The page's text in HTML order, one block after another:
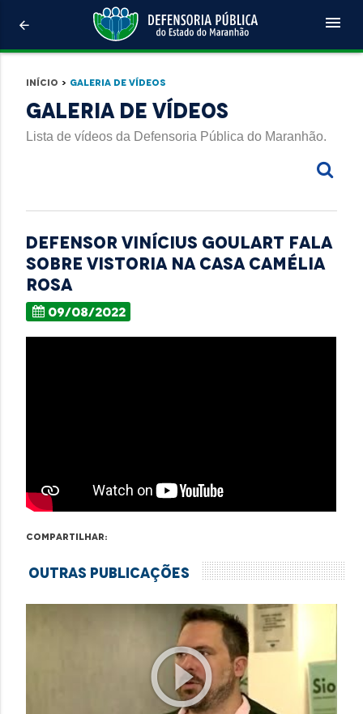
arrow_back menu
Início > Galeria de Vídeos
Galeria de Vídeos
Lista de vídeos da Defensoria Pública do Maranhão.
Defensor Vinícius Goulart fala
sobre vistoria na Casa Camélia
Rosa
09/08/2022
Compartilhar:
Outras Publicações
play_circle_outline